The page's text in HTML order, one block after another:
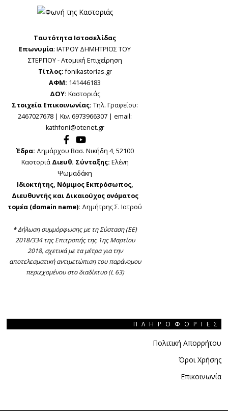
Ταυτότητα Ιστοσελίδας
Επωνυμία: ΙΑΤΡΟΥ ΔΗΜΗΤΡΙΟΣ ΤΟΥ
ΣΤΕΡΓΙΟΥ - Ατομική Επιχείρηση
Τίτλος:fonikastorias.gr
ΑΦΜ: 141446183
ΔΟΥ: Καστοριάς
Στοιχεία Επικοινωνίας: Τηλ. Γραφείου:
2467027678 | Κιν. 6973966307 | email:
kathfoni@otenet.gr
Έδρα: Δημάρχου Βασ. Νικήδη 4, 52100
Καστοριά Διευθ. Σύνταξης: Ελένη
Ψωμαδάκη
Ιδιοκτήτης, Νόμιμος Εκπρόσωπος,
Διευθυντής και Δικαιούχος ονόματος
τομέα (domain name): Δημήτρης Σ. Ιατρού
* Δήλωση συμμόρφωσης με τη Σύσταση (ΕΕ)
2018/334 της Επιτροπής της 1ης Μαρτίου
2018, σχετικά με τα μέτρα για την
αποτελεσματική αντιμετώπιση του παράνομου
περιεχομένου στο διαδίκτυο (L 63)
ΠΛΗΡΟΦΟΡΊΕΣ
Πολιτική Απορρήτου
Όροι Χρήσης
Επικοινωνία